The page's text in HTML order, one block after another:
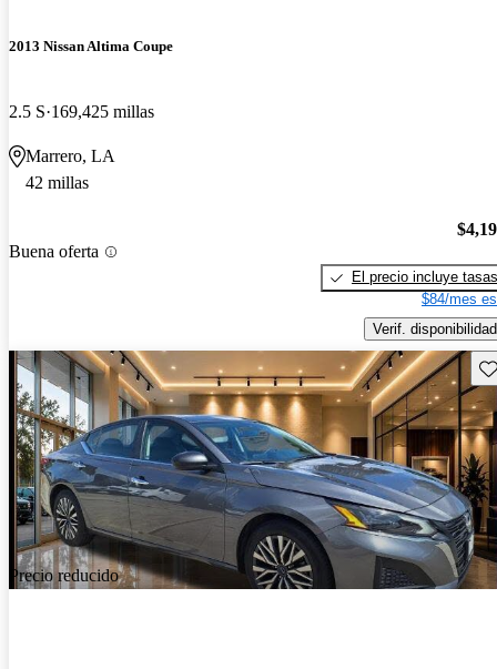
2013 Nissan Altima Coupe
2.5 S 169,425 millas
Marrero, LA
42 millas
Buena oferta
El precio incluye tasas
$84/mes
Verif. disponibilidad
Precio reducido